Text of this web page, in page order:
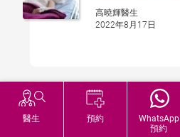
高曉輝醫生
2022年8月17日
角膜受傷
高曉輝醫生
2022年8月16日
醫生 預約
WhatsApp
預約